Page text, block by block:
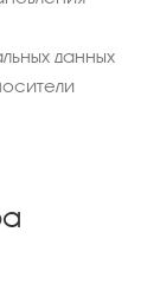
данных